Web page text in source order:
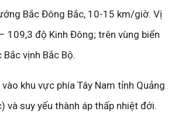
Bắc Đông Bắc, 10-15 km/giờ. Vị
109,3 độ Kinh Đông; trên vùng biển
vịnh Bắc Bộ.
khu vực phía Tây Nam tỉnh Quảng
và suy yếu thành áp thấp nhiệt đới.